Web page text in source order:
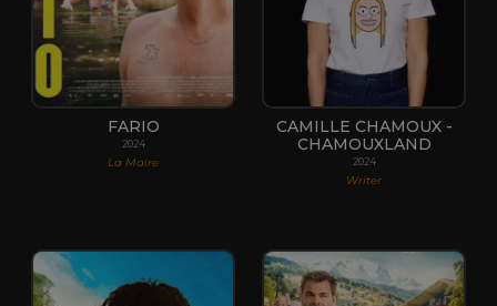
FARIO
2024
La Maire
CAMILLE CHAMOUX -
CHAMOUXLAND
2024
Writer